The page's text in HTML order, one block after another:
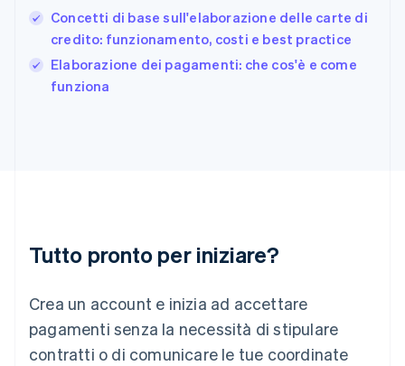
Concetti di base sull'elaborazione delle carte di
credito: funzionamento, costi e best practice
Elaborazione dei pagamenti: che cos'è e come
funziona
Tutto pronto per iniziare?
Crea un account e inizia ad accettare
pagamenti senza la necessità di stipulare
contratti o di comunicare le tue coordinate
English
Grecia
English
India
Lituania
Lussemburgo
Deutsch English
Malaysia
English 简体中文